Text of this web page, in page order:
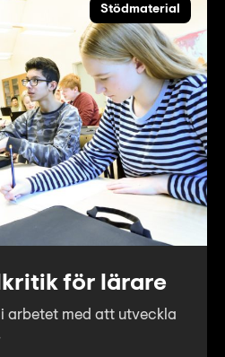
Stödmaterial
för lärare
arbetet med att utveckla